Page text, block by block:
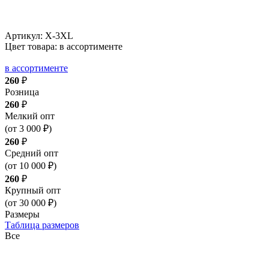
Артикул: X-3XL
Цвет товара: в ассортименте
в ассортименте
260 ₽
Розница
260 ₽
Мелкий опт
(от 3 000 ₽)
260 ₽
Средний опт
(от 10 000 ₽)
260 ₽
Крупный опт
(от 30 000 ₽)
Размеры
Таблица размеров
Все